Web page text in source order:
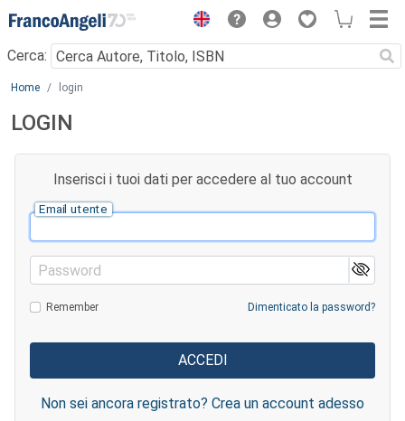
Menu
Cerca:
Main content
Home login
LOGIN
Inserisci i tuoi dati per accedere al tuo account
Email utente
Password
Remember Dimenticato la password?
Non sei ancora registrato? Crea un account adesso